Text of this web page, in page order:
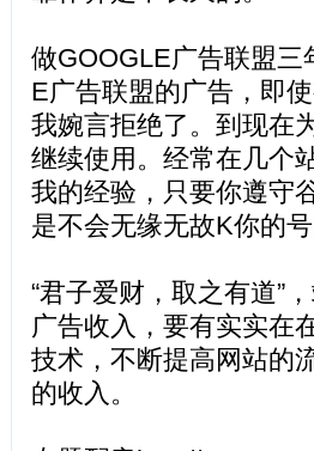
做GOOGLE广告联盟
E广告联盟的广告，即
我婉言拒绝了。到现在
继续使用。经常在几个
我的经验，只要你遵守
是不会无缘无故K你的号
“君子爱财，取之有道”
广告收入，要有实实在
技术，不断提高网站的
的收入。